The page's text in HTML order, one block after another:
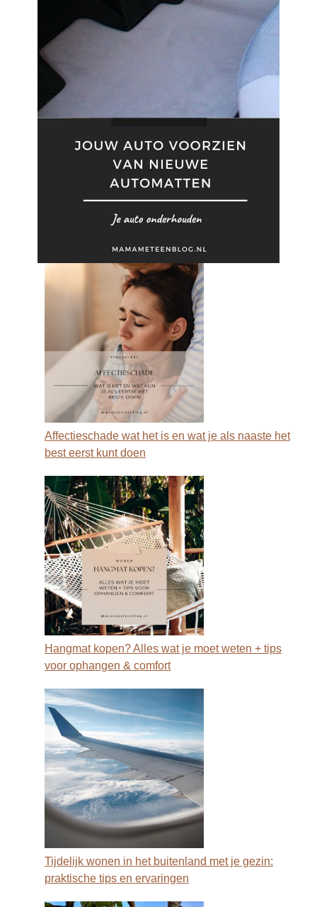
Affectieschade wat het is en wat je als naaste het
best eerst kunt doen
Hangmat kopen? Alles wat je moet weten + tips
voor ophangen & comfort
Tijdelijk wonen in het buitenland met je gezin:
praktische tips en ervaringen